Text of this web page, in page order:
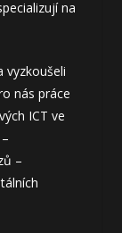
na
vyzkoušeli
nás práce
ICT ve
–